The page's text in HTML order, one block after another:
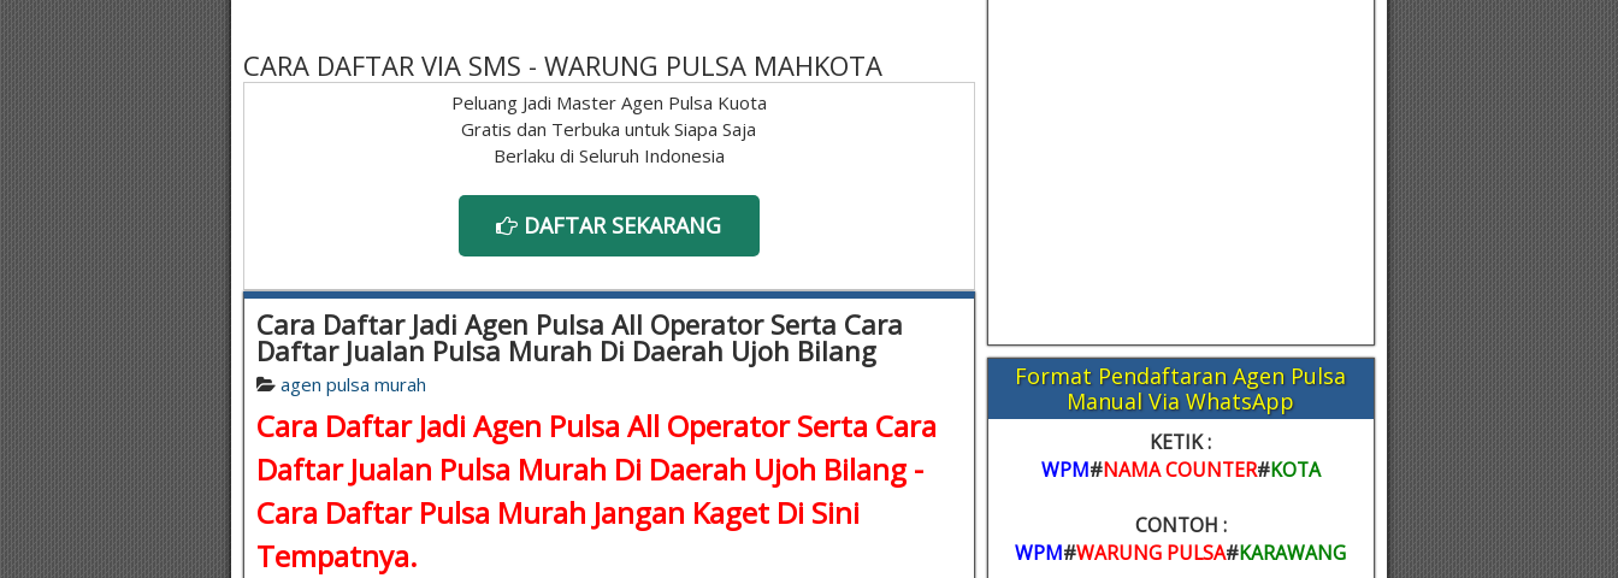
CARA DAFTAR VIA SMS - WARUNG PULSA MAHKOTA
Peluang Jadi Master Agen Pulsa Kuota
Gratis dan Terbuka untuk Siapa Saja
Berlaku di Seluruh Indonesia
DAFTAR SEKARANG
Cara Daftar Jadi Agen Pulsa All Operator Serta Cara
Daftar Jualan Pulsa Murah Di Daerah Ujoh Bilang
agen pulsa murah
Cara Daftar Jadi Agen Pulsa All Operator Serta Cara
Daftar Jualan Pulsa Murah Di Daerah Ujoh Bilang -
Cara Daftar Pulsa Murah Jangan Kaget Di Sini
Tempatnya.
Format Pendaftaran Agen Pulsa
Manual Via WhatsApp
KETIK :
WPM#NAMA COUNTER#KOTA
CONTOH :
WPM#WARUNG PULSA#KARAWANG